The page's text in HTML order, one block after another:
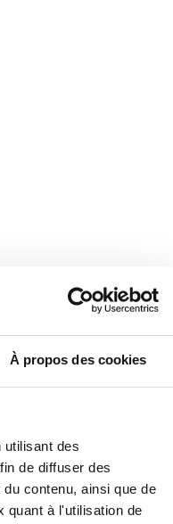
À propos des cookies
utilisant des
de diffuser des
contenu, ainsi que de
quant à l'utilisation de